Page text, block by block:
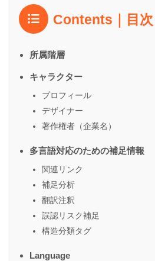
Contents｜目次
所属階層
キャラクター
プロフィール
デザイナー
著作権者（企業名）
多言語対応のための補足情報
関連リンク
補足分析
翻訳注釈
誤認リスク補足
構造分類タグ
Language